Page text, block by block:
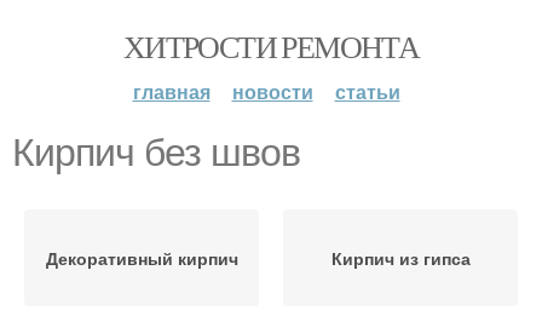
ХИТРОСТИ РЕМОНТА
главная новости статьи
Кирпич без швов
Декоративный кирпич Кирпич из гипса